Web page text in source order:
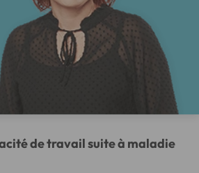
de travail suite à maladie